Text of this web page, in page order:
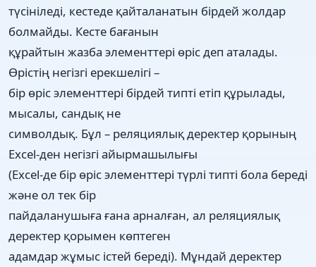
түсініледі, кестеде қайталанатын бірдей жолдар
болмайды. Кесте бағанын
құрайтын жазба элементтері өріс деп аталады.
Өрістің негізгі ерекшелігі –
бір өріс элементтері бірдей типті етіп құрылады,
мысалы, сандық не
символдық. Бұл – реляциялық деректер қорының
Excel-ден негізгі айырмашылығы
(Excel-де бір өріс элементтері түрлі типті бола береді
және ол тек бір
пайдаланушыға ғана арналған, ал реляциялық
деректер қорымен көптеген
адамдар жұмыс істей береді). Мұндай деректер